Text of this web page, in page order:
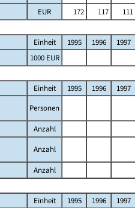
EUR 172 117 111
Einheit 1995 1996 1997
1000 EUR
Einheit 1995 1996 1997
Personen
Anzahl
Anzahl
Anzahl
Einheit 1995 1996 1997